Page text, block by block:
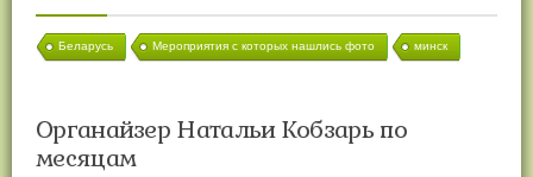
Беларусь Мероприятия с которых нашлись фото минск
Органайзер Натальи Кобзарь по
месяцам